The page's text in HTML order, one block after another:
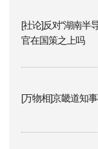
[社论]反对“湖南半
官在国策之上吗
[万物相]京畿道知